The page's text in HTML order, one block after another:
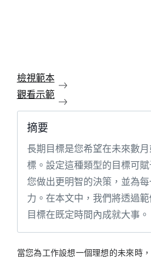
檢視範本
觀看示範
摘要
長期目標是您希望在未來數
標。設定這種類型的目標可
您做出更明智的決策，並為
力。在本文中，我們將透過
目標在既定時間內成就大事。
當您為工作設想一個理想的未來時